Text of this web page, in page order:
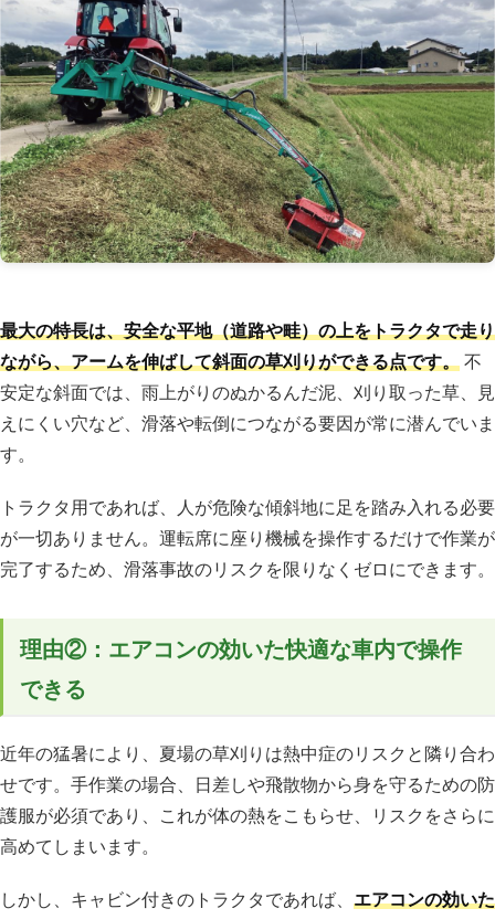
最大の特長は、安全な平地（道路や畦）の上をトラクタで走り
ながら、アームを伸ばして斜面の草刈りができる点です。 不
安定な斜面では、雨上がりのぬかるんだ泥、刈り取った草、見
えにくい穴など、滑落や転倒につながる要因が常に潜んでいま
す。
トラクタ用であれば、人が危険な傾斜地に足を踏み入れる必要
が一切ありません。運転席に座り機械を操作するだけで作業が
完了するため、滑落事故のリスクを限りなくゼロにできます。
理由②：エアコンの効いた快適な車内で操作
できる
近年の猛暑により、夏場の草刈りは熱中症のリスクと隣り合わ
せです。手作業の場合、日差しや飛散物から身を守るための防
護服が必須であり、これが体の熱をこもらせ、リスクをさらに
高めてしまいます。
しかし、キャビン付きのトラクタであれば、 エアコンの効いた